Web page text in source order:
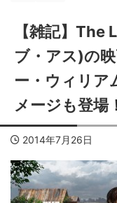
【雑記】The
ブ・アス)の
ー・ウィリア
メージも登場！
2014年7月26日